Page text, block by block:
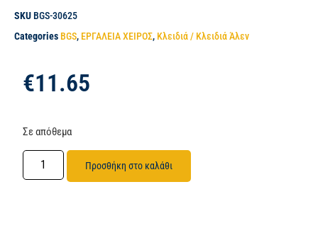
SKU BGS-30625
Categories BGS, ΕΡΓΑΛΕΙΑ ΧΕΙΡΟΣ, Κλειδιά / Κλειδιά Άλεν
€11.65
Σε απόθεμα
Προσθήκη στο καλάθι